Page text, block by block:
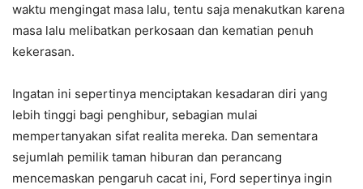
waktu mengingat masa lalu, tentu saja menakutkan karena
masa lalu melibatkan perkosaan dan kematian penuh
kekerasan.
Ingatan ini sepertinya menciptakan kesadaran diri yang
lebih tinggi bagi penghibur, sebagian mulai
mempertanyakan sifat realita mereka. Dan sementara
sejumlah pemilik taman hiburan dan perancang
mencemaskan pengaruh cacat ini, Ford sepertinya ingin